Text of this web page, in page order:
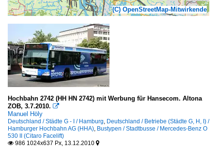
(C) OpenStreetMap-Mitwirkende
Hochbahn 2742 (HH HN 2742) mit Werbung für Hansecom. Altona
ZOB, 3.7.2010. 
Manuel Höly
Deutschland / Städte G - I / Hamburg, Deutschland / Betriebe (Städte G, H, I) /
Hamburger Hochbahn AG (HHA), Bustypen / Stadtbusse / Mercedes-Benz O
530 II (Citaro Facelift)
 986 1024x637 Px, 13.12.2010 